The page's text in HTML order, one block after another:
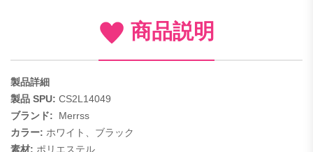
商品説明
製品詳細
製品 SPU: CS2L14049
ブランド:
Merrss
カラー: ホワイト、ブラック
素材: ポリエステル